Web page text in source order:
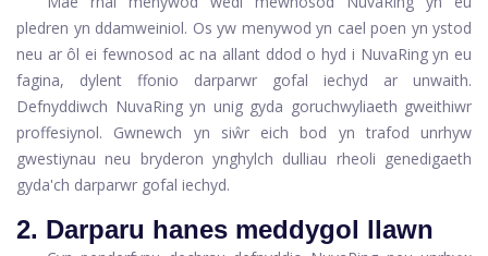
pledren yn ddamweiniol. Os yw menywod yn cael poen yn ystod
neu ar ôl ei fewnosod ac na allant ddod o hyd i NuvaRing yn eu
fagina, dylent ffonio darparwr gofal iechyd ar unwaith.
Defnyddiwch NuvaRing yn unig gyda goruchwyliaeth gweithiwr
proffesiynol. Gwnewch yn siŵr eich bod yn trafod unrhyw
gwestiynau neu bryderon ynghylch dulliau rheoli genedigaeth
gyda'ch darparwr gofal iechyd.
2. Darparu hanes meddygol llawn